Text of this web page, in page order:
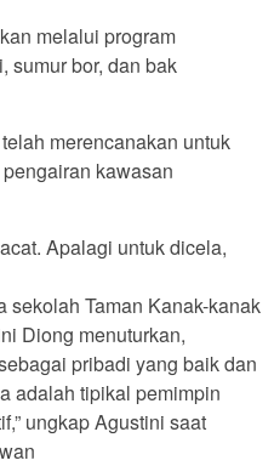
melalui program
sumur bor, dan bak
merencanakan untuk
kawasan
Apalagi untuk dicela,
Taman Kanak-kanak
Diong menuturkan,
pribadi yang baik dan
adalah tipikal pemimpin
ungkap Agustini saat